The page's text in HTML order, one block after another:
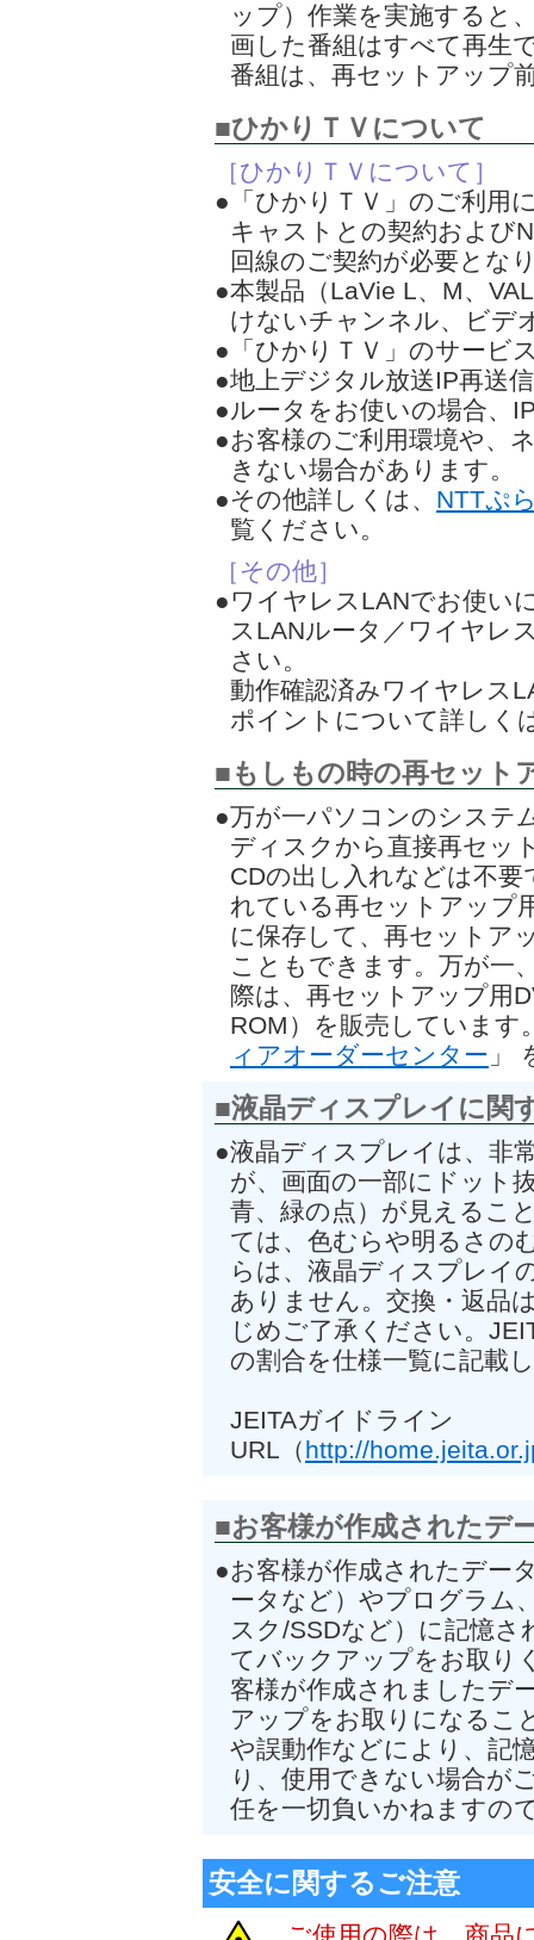
ップ）作業を実施すると
画した番組はすべて再生
番組は、再セットアップ
■ひかりＴＶについて
［ひかりＴＶについて］
●「ひかりＴＶ」のご利用
キャストとの契約および
回線のご契約が必要とな
●本製品（LaVie L、M、
けないチャンネル、ビデ
●「ひかりＴＶ」のサービ
●地上デジタル放送IP再送
●ルータをお使いの場合、
●お客様のご利用環境や、
きない場合があります。
●その他詳しくは、 NTTぷ
覧ください。
［その他］
●ワイヤレスLANでお使い
スLANルータ／ワイヤレ
さい。
動作確認済みワイヤレス
ポイントについて詳しく
■もしもの時の再セット
●万が一パソコンのシステ
ディスクから直接再セッ
CDの出し入れなどは不
れている再セットアップ
に保存して、再セットア
こともできます。万が一
際は、再セットアップ用
ROM）を販売しています
ィアオーダーセンター 」
■液晶ディスプレイに関
●液晶ディスプレイは、非
が、画面の一部にドット
青、緑の点）が見えるこ
ては、色むらや明るさの
らは、液晶ディスプレイ
ありません。交換・返品
じめご了承ください。
の割合を仕様一覧に記載
JEITAガイドライン
URL（http://
■お客様が作成されたデ
●お客様が作成されたデー
ータなど）やプログラム
スク/SSDなど）に記憶
てバックアップをお取り
客様が作成されましたデ
アップをお取りになるこ
や誤動作などにより、記
り、使用できない場合が
任を一切負いかねますの
安全に関するご注意